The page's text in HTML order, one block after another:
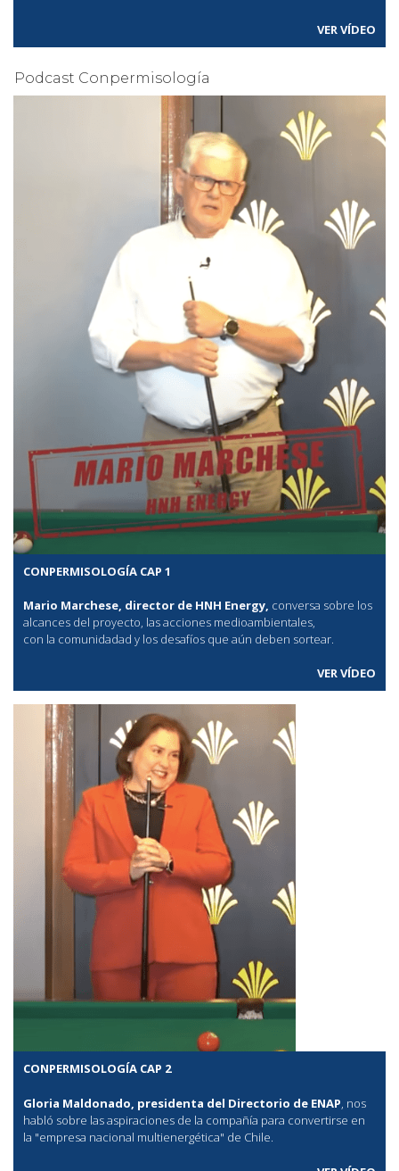
VER VÍDEO
Podcast Conpermisología
CONPERMISOLOGÍA CAP 1
Mario Marchese, director de HNH Energy, conversa sobre los
alcances del proyecto, las acciones medioambientales,
con la comunidadad y los desafíos que aún deben sortear.
VER VÍDEO
CONPERMISOLOGÍA CAP 2
Gloria Maldonado, presidenta del Directorio de ENAP, nos
habló sobre las aspiraciones de la compañía para convertirse en
la "empresa nacional multienergética" de Chile.